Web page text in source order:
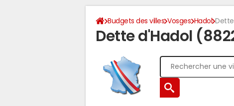
Budgets des villes Vosges Hadol
Dette d'Hadol